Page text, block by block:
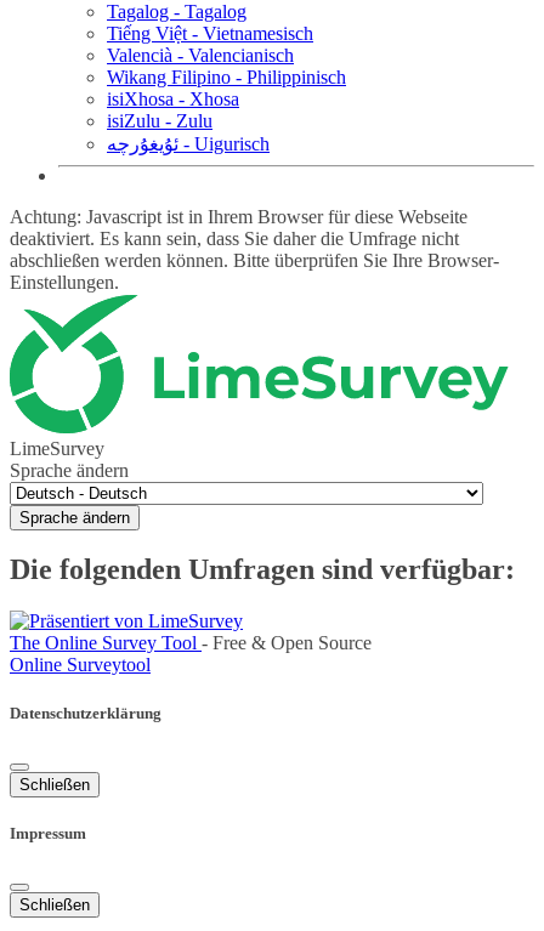
Tagalog - Tagalog
Tiếng Việt - Vietnamesisch
Valencià - Valencianisch
Wikang Filipino - Philippinisch
isiXhosa - Xhosa
isiZulu - Zulu
ئۇيغۇرچە - Uigurisch
Achtung: Javascript ist in Ihrem Browser für diese Webseite
deaktiviert. Es kann sein, dass Sie daher die Umfrage nicht
abschließen werden können. Bitte überprüfen Sie Ihre Browser-
Einstellungen.
LimeSurvey
Sprache ändern
Sprache ändern
Die folgenden Umfragen sind verfügbar:
The Online Survey Tool - Free & Open Source
Online Surveytool
Datenschutzerklärung
Schließen
Impressum
Schließen